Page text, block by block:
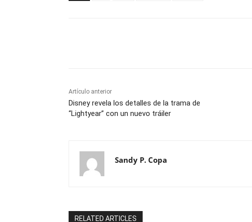
Artículo anterior
Disney revela los detalles de la trama de
“Lightyear” con un nuevo tráiler
Sandy P. Copa
RELATED ARTICLES